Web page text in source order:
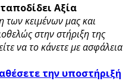
Αξία
κειμένων μας και
στην στήριξη της
να το κάνετε με ασφάλεια
την υποστήριξή